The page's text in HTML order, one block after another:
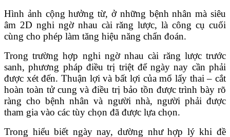
Hình ảnh cộng hưởng từ, ở những bệnh nhân mà siêu
âm 2D nghi ngờ nhau cài răng lược, là công cụ cuối
cùng cho phép làm tăng hiệu năng chẩn đoán.
Trong trường hợp nghi ngờ nhau cài răng lược trước
sanh, phương pháp điều trị triệt để ngày nay cần phải
được xét đến. Thuận lợi và bất lợi của mổ lấy thai – cắt
hoàn toàn tử cung và điều trị bảo tồn được trình bày rõ
ràng cho bệnh nhân và người nhà, người phải được
tham gia vào các tùy chọn đã được lựa chọn.
Trong hiểu biết ngày nay, dường như hợp lý khi đề